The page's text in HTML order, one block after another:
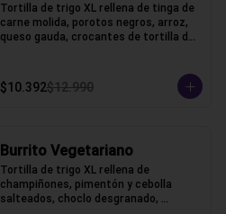
Tortilla de trigo XL rellena de tinga de
carne molida, porotos negros, arroz,
queso gauda, crocantes de tortilla de
$10.392$12.990
Burrito Vegetariano
Tortilla de trigo XL rellena de
champiñones, pimentón y cebolla
salteados, choclo desgranado,